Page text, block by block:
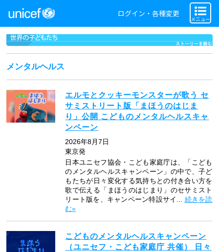
ログイン・各種変更
メニュー
メンタルヘルス
エルモとクッキーモンスターが歌う セ
サミストリート版「まほうのはじま
り」公開 こどものメンタルヘルスキャ
ンペーン
2026年8月7日
東京発
日本ユニセフ協会・こども家庭庁は、「こども
のメンタルヘルスキャンペーン」の中で、子ど
もたちが日々変化する気持ちとの付き合い方を
歌で伝える「まほうのはじまり」のセサミスト
リート版を、キャンペーン特設サイ... 続きを読
む»
こどものメンタルヘルスキャンペーン
（ユニセフ・こども家庭庁 共催） 日々